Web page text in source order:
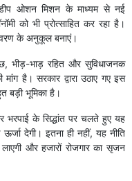
ओशन मिशन के माध्यम से नई
को भी प्रोत्साहित कर रहा है।
के अनुकूल बनाएं।
भीड़-भाड़ रहित और सुविधाजनक
है। सरकार द्वारा उठाए गए इस
बड़ी भूमिका है।
भरपाई के सिद्धांत पर चलते हुए यह
देगी। इतना ही नहीं, यह नीति
और हजारों रोजगार का सृजन